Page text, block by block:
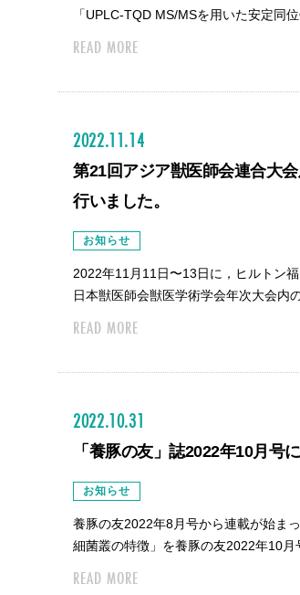
「UPLC-TQD MS/MSを用いた安定同
READ MORE
2022.11.14
第21回アジア獣医師会連合大
行いました。
お知らせ
2022年11月11日〜13日に，ヒルトン
日本獣医師会獣医学術学会年次大会内
READ MORE
2022.10.31
「養豚の友」誌2022年10月号
お知らせ
養豚の友2022年8月号から連載が始ま
細菌叢の特徴」を養豚の友2022年10月
READ MORE